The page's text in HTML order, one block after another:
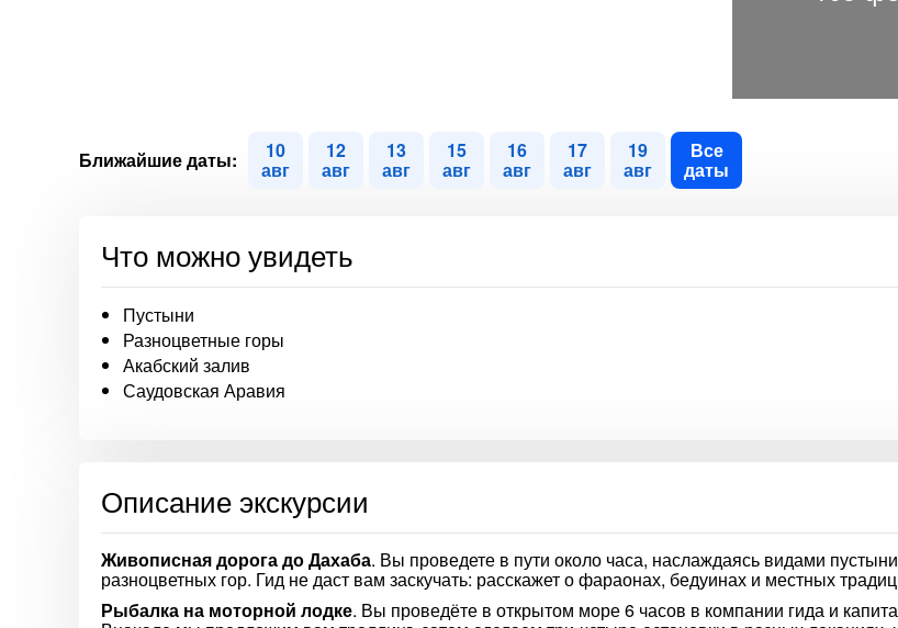
Ближайшие даты: 10
авг
12
авг
13
авг
15
авг
16
авг
17
авг
19
авг
Все
даты
Что можно увидеть
Пустыни
Разноцветные горы
Акабский залив
Саудовская Аравия
Описание экскурсии
Живописная дорога до Дахаба. Вы проведете в пути около часа, наслаждаясь видами
разноцветных гор. Гид не даст вам заскучать: расскажет о фараонах, бедуинах и местных
Рыбалка на моторной лодке. Вы проведёте в открытом море 6 часов в компании гида и